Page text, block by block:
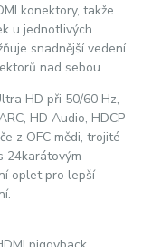
konektory, takže
u jednotlivých
snadnější vedení
nad sebou.
HD při 50/60 Hz,
HD Audio, HDCP
z OFC mědi, trojité
24karátovým
oplet pro lepší